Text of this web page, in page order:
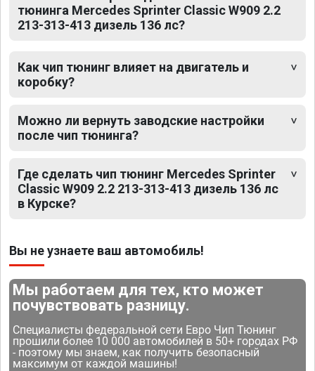
тюнинга Mercedes Sprinter Classic W909 2.2
213-313-413 дизель 136 лс?
Как чип тюнинг влияет на двигатель и
коробку?
Можно ли вернуть заводские настройки
после чип тюнинга?
Где сделать чип тюнинг Mercedes Sprinter
Classic W909 2.2 213-313-413 дизель 136 лс
в Курске?
Вы не узнаете ваш автомобиль!
Мы работаем для тех, кто может
почувствовать разницу.
Специалисты федеральной сети Евро Чип Тюнинг
прошили более 10 000 автомобилей в 50+ городах РФ
- поэтому мы знаем, как получить безопасный
максимум от каждой машины!